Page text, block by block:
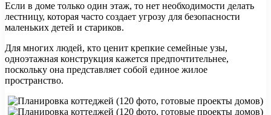
Если в доме только один этаж, то нет необходимости делать
лестницу, которая часто создает угрозу для безопасности
маленьких детей и стариков.
Для многих людей, кто ценит крепкие семейные узы,
одноэтажная конструкция кажется предпочтительнее,
поскольку она представляет собой единое жилое
пространство.